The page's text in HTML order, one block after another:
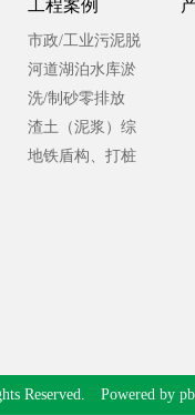
工程案例
市政/工业污泥脱
水处理
河道湖泊水库淤
泥处理
洗/制砂零排放
渣土（泥浆）综
合处理
地铁盾构、打桩
Reserved. Powered by